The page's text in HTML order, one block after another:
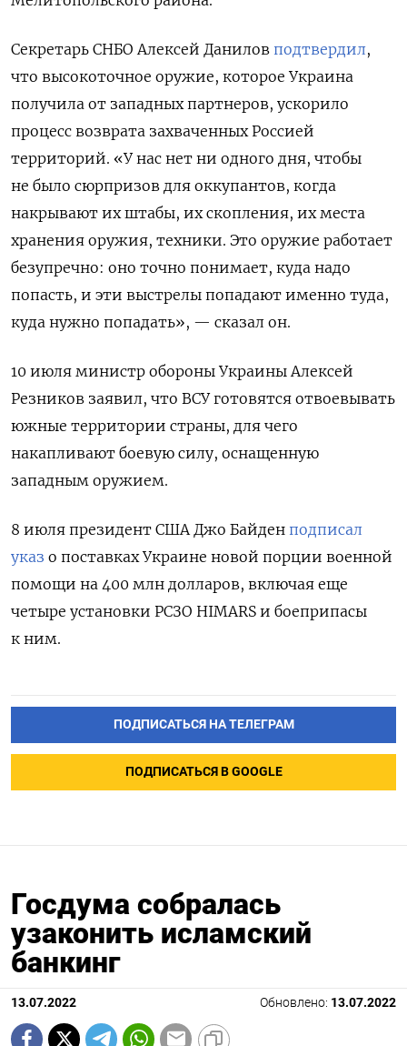
Секретарь СНБО Алексей Данилов подтвердил,
что высокоточное оружие, которое Украина
получила от западных партнеров, ускорило
процесс возврата захваченных Россией
территорий. «У нас нет ни одного дня, чтобы
не было сюрпризов для оккупантов, когда
накрывают их штабы, их скопления, их места
хранения оружия, техники. Это оружие работает
безупречно: оно точно понимает, куда надо
попасть, и эти выстрелы попадают именно туда,
куда нужно попадать», — сказал он.
10 июля министр обороны Украины Алексей
Резников заявил, что ВСУ готовятся отвоевывать
южные территории страны, для чего
накапливают боевую силу, оснащенную
западным оружием.
8 июля президент США Джо Байден подписал
указ о поставках Украине новой порции военной
помощи на 400 млн долларов, включая еще
четыре установки РСЗО HIMARS и боеприпасы
к ним.
ПОДПИСАТЬСЯ НА ТЕЛЕГРАМ
ПОДПИСАТЬСЯ В GOOGLE
Госдума собралась
узаконить исламский
банкинг
13.07.2022 Обновлено: 13.07.2022